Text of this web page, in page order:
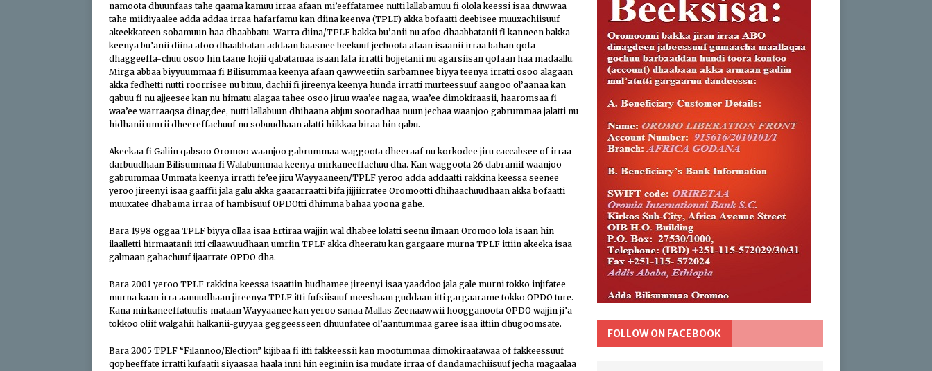
namoota dhuunfaas tahe qaama kamuu irraa afaan mi’eeffatamee nutti lallabamuu fi olola keessi isaa duwwaa
tahe miidiyaalee adda addaa irraa hafarfamu kan diina keenya (TPLF) akka bofaatti deebisee muuxachiisuuf
akeekkateen sobamuun haa dhaabbatu. Warra diina/TPLF bakka bu’anii nu afoo dhaabbatanii fi kanneen bakka
keenya bu’anii diina afoo dhaabbatan addaan baasnee beekuuf jechoota afaan isaanii irraa bahan qofa
dhaggeeffa-chuu osoo hin taane hojii qabatamaa isaan lafa irratti hojjetanii nu agarsiisan qofaan haa madaallu.
Mirga abbaa biyyuummaa fi Bilisummaa keenya afaan qawweetiin sarbamnee biyya teenya irratti osoo alagaan
akka fedhetti nutti roorrisee nu bituu, dachii fi jireenya keenya hunda irratti murteessuuf aangoo ol’aanaa kan
qabuu fi nu ajjeesee kan nu himatu alagaa tahee osoo jiruu waa’ee nagaa, waa’ee dimokiraasii, haaromsaa fi
waa’ee warraaqsa dinagdee, nutti lallabuun dhihaana abjuu sooradhaa nuun jechaa waanjoo gabrummaa jalatti nu
hidhanii umrii dheereffachuuf nu sobuudhaan alatti hiikkaa biraa hin qabu.
Akeekaa fi Galiin qabsoo Oromoo waanjoo gabrummaa waggoota dheeraaf nu korkodee jiru caccabsee of irraa
darbuudhaan Bilisummaa fi Walabummaa keenya mirkaneeffachuu dha. Kan waggoota 26 dabraniif waanjoo
gabrummaa Ummata keenya irratti fe’ee jiru Wayyaaneen/TPLF yeroo adda addaatti rakkina keessa seenee
yeroo jireenyi isaa gaaffii jala galu akka gaararraatti bifa jijjiirratee Oromootti dhihaachuudhaan akka bofaatti
muuxatee dhabama irraa of hambisuuf OPDOtti dhimma bahaa yoona gahe.
Bara 1998 oggaa TPLF biyya ollaa isaa Ertiraa wajjin wal dhabee lolatti seenu ilmaan Oromoo lola isaan hin
ilaalletti hirmaatanii itti cilaawuudhaan umriin TPLF akka dheeratu kan gargaare murna TPLF ittiin akeeka isaa
galmaan gahachuuf ijaarrate OPDO dha.
Bara 2001 yeroo TPLF rakkina keessa isaatiin hudhamee jireenyi isaa yaaddoo jala gale murni tokko injifatee
murna kaan irra aanuudhaan jireenya TPLF itti fufsiisuuf meeshaan guddaan itti gargaarame tokko OPDO ture.
Kana mirkaneeffatuufis mataan Wayyaanee kan yeroo sanaa Mallas Zeenaawwii hoogganoota OPDO wajjin ji’a
tokkoo oliif walgahii halkanii-guyyaa geggeesseen dhuunfatee ol’aantummaa garee isaa ittiin dhugoomsate.
Bara 2005 TPLF “Filannoo/Election” kijibaa fi itti fakkeessii kan mootummaa dimokiraatawaa of fakkeessuuf
qopheeffate irratti kufaatii siyaasaa haala inni hin eeginiin isa mudate irraa of dandamachiisuuf jecha magaalaa
FOLLOW ON FACEBOOK